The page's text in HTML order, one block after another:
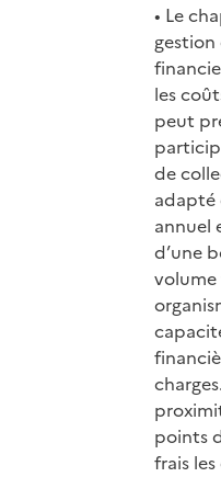
• Le
gestion
les
peut
de
adapté
annuel
d’une
volume
points
frais